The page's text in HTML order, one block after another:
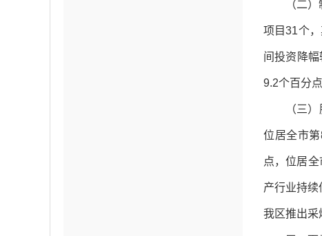
（二
项目31个
间投资降
9.2个百分
（三
位居全市
点，位居
产行业持续
我区推出采